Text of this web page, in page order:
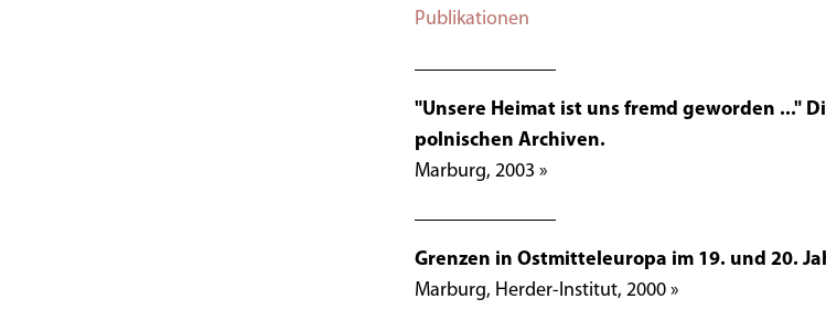
Publikationen
"Unsere Heimat ist uns fremd geworden ..."
polnischen Archiven.
Marburg, 2003 »
Grenzen in Ostmitteleuropa im 19. und 20.
Marburg, Herder-Institut, 2000 »